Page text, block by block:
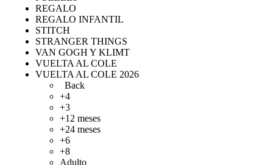
REGALO
REGALO INFANTIL
STITCH
STRANGER THINGS
VAN GOGH Y KLIMT
VUELTA AL COLE
VUELTA AL COLE 2026
Back
+4
+3
+12 meses
+24 meses
+6
+8
Adulto